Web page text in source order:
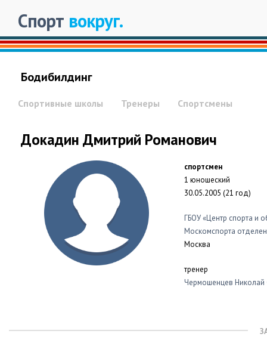
Спорт вокруг.
Бодибилдинг
Спортивные школы Тренеры Спортсмены
Докадин Дмитрий Романович
спортсмен
1 юношеский
30.05.2005 (21 год)
ГБОУ «Центр спорта и
Москомспорта
Москва
тренер
Чермошенцев Николай